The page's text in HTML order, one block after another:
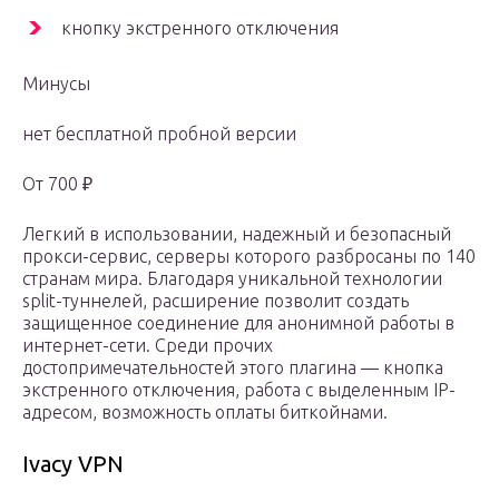
кнопку экстренного отключения
Минусы
нет бесплатной пробной версии
От 700 ₽
Легкий в использовании, надежный и безопасный
прокси-сервис, серверы которого разбросаны по 140
странам мира. Благодаря уникальной технологии
split-туннелей, расширение позволит создать
защищенное соединение для анонимной работы в
интернет-сети. Среди прочих
достопримечательностей этого плагина — кнопка
экстренного отключения, работа с выделенным IP-
адресом, возможность оплаты биткойнами.
Ivacy VPN